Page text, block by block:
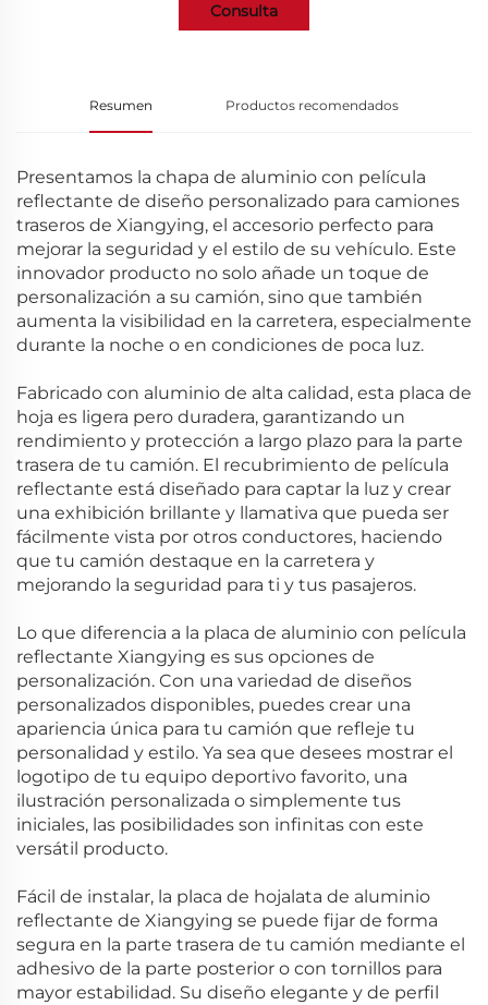
Consulta
Resumen Productos recomendados
Presentamos la chapa de aluminio con película
reflectante de diseño personalizado para camiones
traseros de Xiangying, el accesorio perfecto para
mejorar la seguridad y el estilo de su vehículo. Este
innovador producto no solo añade un toque de
personalización a su camión, sino que también
aumenta la visibilidad en la carretera, especialmente
durante la noche o en condiciones de poca luz.
Fabricado con aluminio de alta calidad, esta placa de
hoja es ligera pero duradera, garantizando un
rendimiento y protección a largo plazo para la parte
trasera de tu camión. El recubrimiento de película
reflectante está diseñado para captar la luz y crear
una exhibición brillante y llamativa que pueda ser
fácilmente vista por otros conductores, haciendo
que tu camión destaque en la carretera y
mejorando la seguridad para ti y tus pasajeros.
Lo que diferencia a la placa de aluminio con película
reflectante Xiangying es sus opciones de
personalización. Con una variedad de diseños
personalizados disponibles, puedes crear una
apariencia única para tu camión que refleje tu
personalidad y estilo. Ya sea que desees mostrar el
logotipo de tu equipo deportivo favorito, una
ilustración personalizada o simplemente tus
iniciales, las posibilidades son infinitas con este
versátil producto.
Fácil de instalar, la placa de hojalata de aluminio
reflectante de Xiangying se puede fijar de forma
segura en la parte trasera de tu camión mediante el
adhesivo de la parte posterior o con tornillos para
mayor estabilidad. Su diseño elegante y de perfil